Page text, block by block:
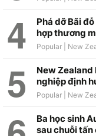
Phá dỡ Bãi
hợp thương
New Zealand
nghiệp định
Ba học sinh
sau chuỗi